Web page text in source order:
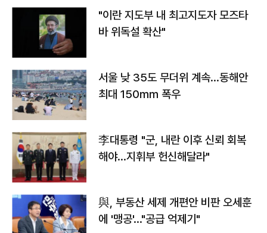
"이란 지도부 내 최고지도자 모즈타
바 위독설 확산"
서울 낮 35도 무더위 계속…동해안
최대 150㎜ 폭우
李대통령 "군, 내란 이후 신뢰 회복
해야…지휘부 헌신해달라"
與, 부동산 세제 개편안 비판 오세훈
에 '맹공'…"공급 억제기"